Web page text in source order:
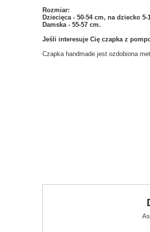
Rozmiar:
Dziecięca - 50-54 cm, na dziecko 5-
Damska - 55-57 cm.
Jeśli interesuje Cię czapka z
Czapka handmade jest ozdobiona